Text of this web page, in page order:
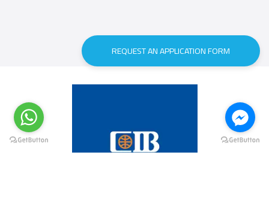
REQUEST AN APPLICATION FORM